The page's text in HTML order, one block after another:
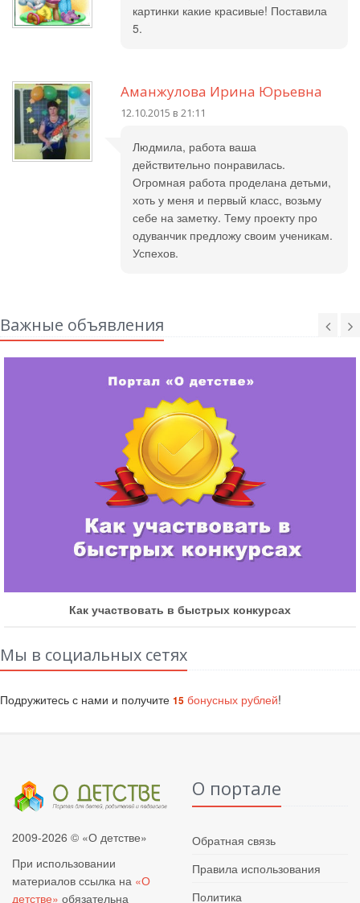
картинки какие красивые! Поставила
5.
Аманжулова Ирина Юрьевна
12.10.2015 в 21:11
Людмила, работа ваша
действительно понравилась.
Огромная работа проделана детьми,
хоть у меня и первый класс, возьму
себе на заметку. Тему проекту про
одуванчик предложу своим ученикам.
Успехов.
Важные объявления
Как участвовать в быстрых конкурсах
Мы в социальных сетях
Подружитесь с нами и получите 15 бонусных рублей!
2009-2026 © «О детстве»
При использовании
материалов ссылка на «О
детстве» обязательна
О портале
Обратная связь
Правила использования
Политика